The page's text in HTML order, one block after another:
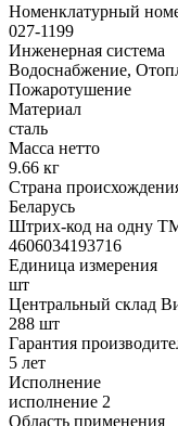
Номенклатурный
027-1199
Инженерная система
Водоснабжение,
Пожаротушение
Материал
сталь
Масса нетто
9.66 кг
Страна
Беларусь
Штрих-код на одну
4606034193716
Единица измерения
шт
Центральный склад
288 шт
Гарантия
5 лет
Исполнение
исполнение 2
Область применения